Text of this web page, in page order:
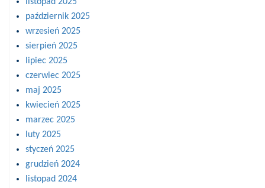
październik 2025
wrzesień 2025
sierpień 2025
lipiec 2025
czerwiec 2025
maj 2025
kwiecień 2025
marzec 2025
luty 2025
styczeń 2025
grudzień 2024
listopad 2024